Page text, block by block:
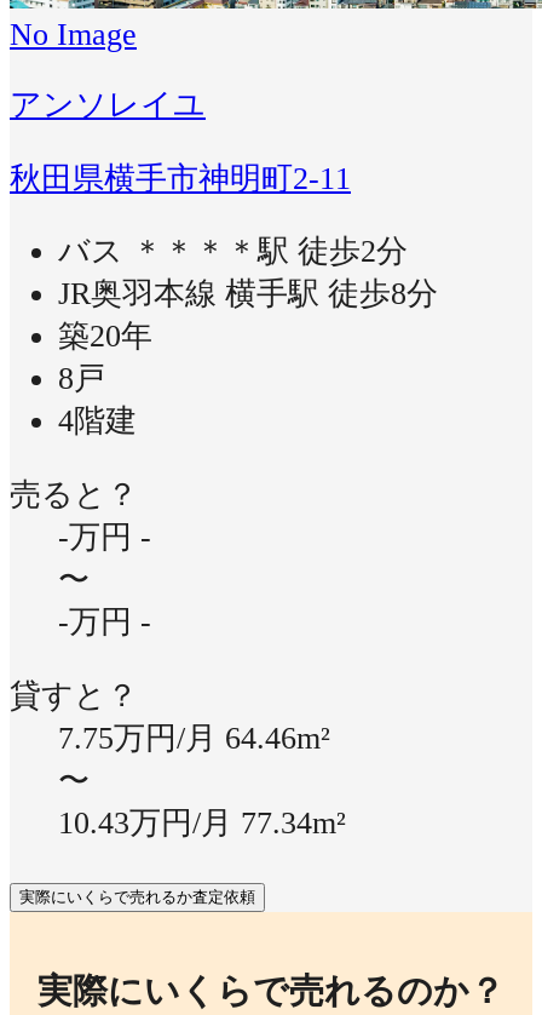
No Image
アンソレイユ
秋田県横手市神明町2-11
バス ＊＊＊＊駅 徒歩2分
JR奥羽本線 横手駅 徒歩8分
築20年
8戸
4階建
売ると？
-万円 -
〜
-万円 -
貸すと？
7.75万円/月 64.46m²
〜
10.43万円/月 77.34m²
実際にいくらで売れるか査定依頼
実際にいくらで売れるのか？